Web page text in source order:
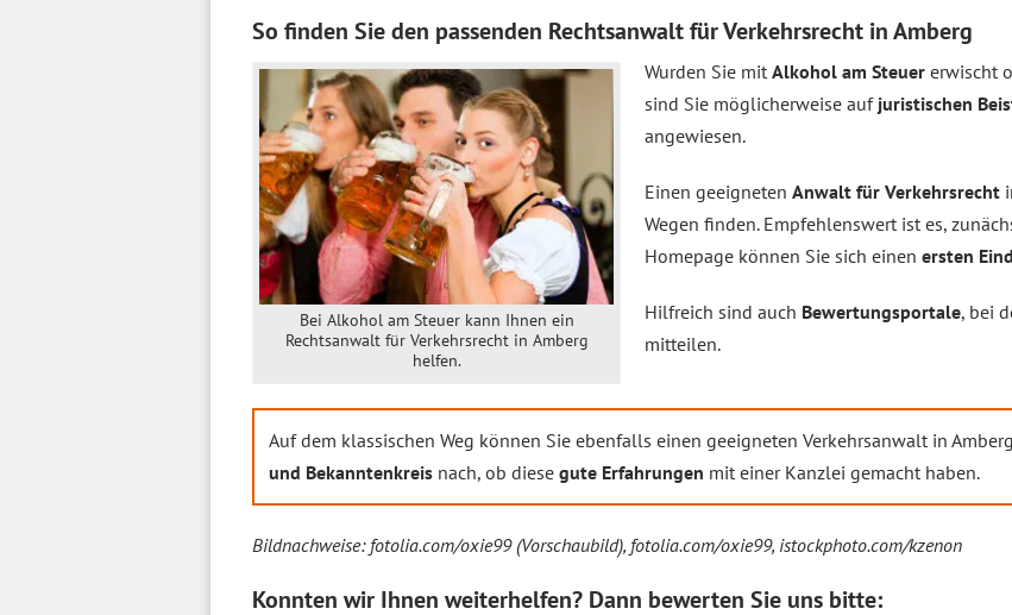
So finden Sie den passenden Rechtsanwalt für Verkehrsrecht in Amberg
Bei Alkohol am Steuer kann Ihnen ein
Rechtsanwalt für Verkehrsrecht in Amberg
helfen.
Wurden Sie mit Alkohol am Steuer erwischt
sind Sie möglicherweise auf juristischen
angewiesen.
Einen geeigneten Anwalt für Verkehrsrecht
Wegen finden. Empfehlenswert ist es,
Homepage können Sie sich einen ersten
Hilfreich sind auch Bewertungsportale, bei
mitteilen.
Auf dem klassischen Weg können Sie ebenfalls einen geeigneten Verkehrsanwalt in
und Bekanntenkreis nach, ob diese gute Erfahrungen mit einer Kanzlei gemacht haben.
Bildnachweise: fotolia.com/oxie99 (Vorschaubild), fotolia.com/oxie99, istockphoto.com/kzenon
Konnten wir Ihnen weiterhelfen? Dann bewerten Sie uns bitte: